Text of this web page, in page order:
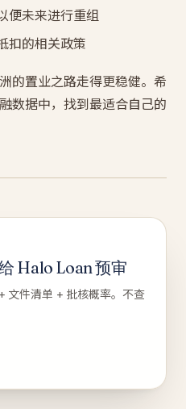
便未来进行重组
扣的相关政策
的置业之路走得更稳健。希
数据中，找到最适合自己的
Halo Loan 预审
文件清单 + 批核概率。不查